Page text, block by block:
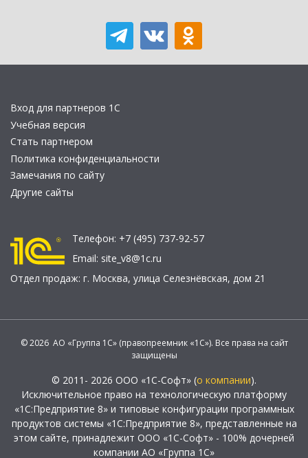
Вход для партнеров 1С
Учебная версия
Стать партнером
Политика конфиденциальности
Замечания по сайту
Другие сайты
Телефон: +7 (495) 737-92-57
Email: site_v8@1c.ru
Отдел продаж: г. Москва, улица Селезнёвская, дом 21
© 2026 АО «Группа 1С» (правопреемник «1С»). Все права на сайт
защищены
© 2011- 2026 ООО «1С-Софт» (о компании).
Исключительное право на технологическую платформу
«1С:Предприятие 8» и типовые конфигурации программных
продуктов системы «1С:Предприятие 8», представленные на
этом сайте, принадлежит ООО «1С-Софт» - 100% дочерней
компании АО «Группа 1С»